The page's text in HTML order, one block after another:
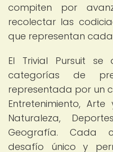
compiten por
recolectar las
que representan
El Trivial Pursuit
categorías de
representada por un
Entretenimiento,
Naturaleza,
Geografía. Cada
desafío único y